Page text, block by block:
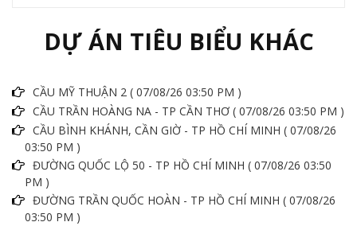
DỰ ÁN TIÊU BIỂU KHÁC
CẦU MỸ THUẬN 2 ( 07/08/26 03:50 PM )
CẦU TRẦN HOÀNG NA - TP CẦN THƠ ( 07/08/26 03:50 PM )
CẦU BÌNH KHÁNH, CẦN GIỜ - TP HỒ CHÍ MINH ( 07/08/26
03:50 PM )
ĐƯỜNG QUỐC LỘ 50 - TP HỒ CHÍ MINH ( 07/08/26 03:50
PM )
ĐƯỜNG TRẦN QUỐC HOÀN - TP HỒ CHÍ MINH ( 07/08/26
03:50 PM )